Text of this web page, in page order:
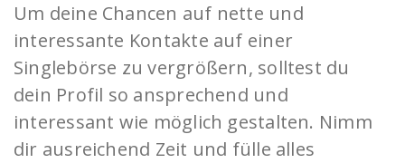
Um deine Chancen auf nette und
interessante Kontakte auf einer
Singlebörse zu vergrößern, solltest du
dein Profil so ansprechend und
interessant wie möglich gestalten. Nimm
dir ausreichend Zeit und fülle alles